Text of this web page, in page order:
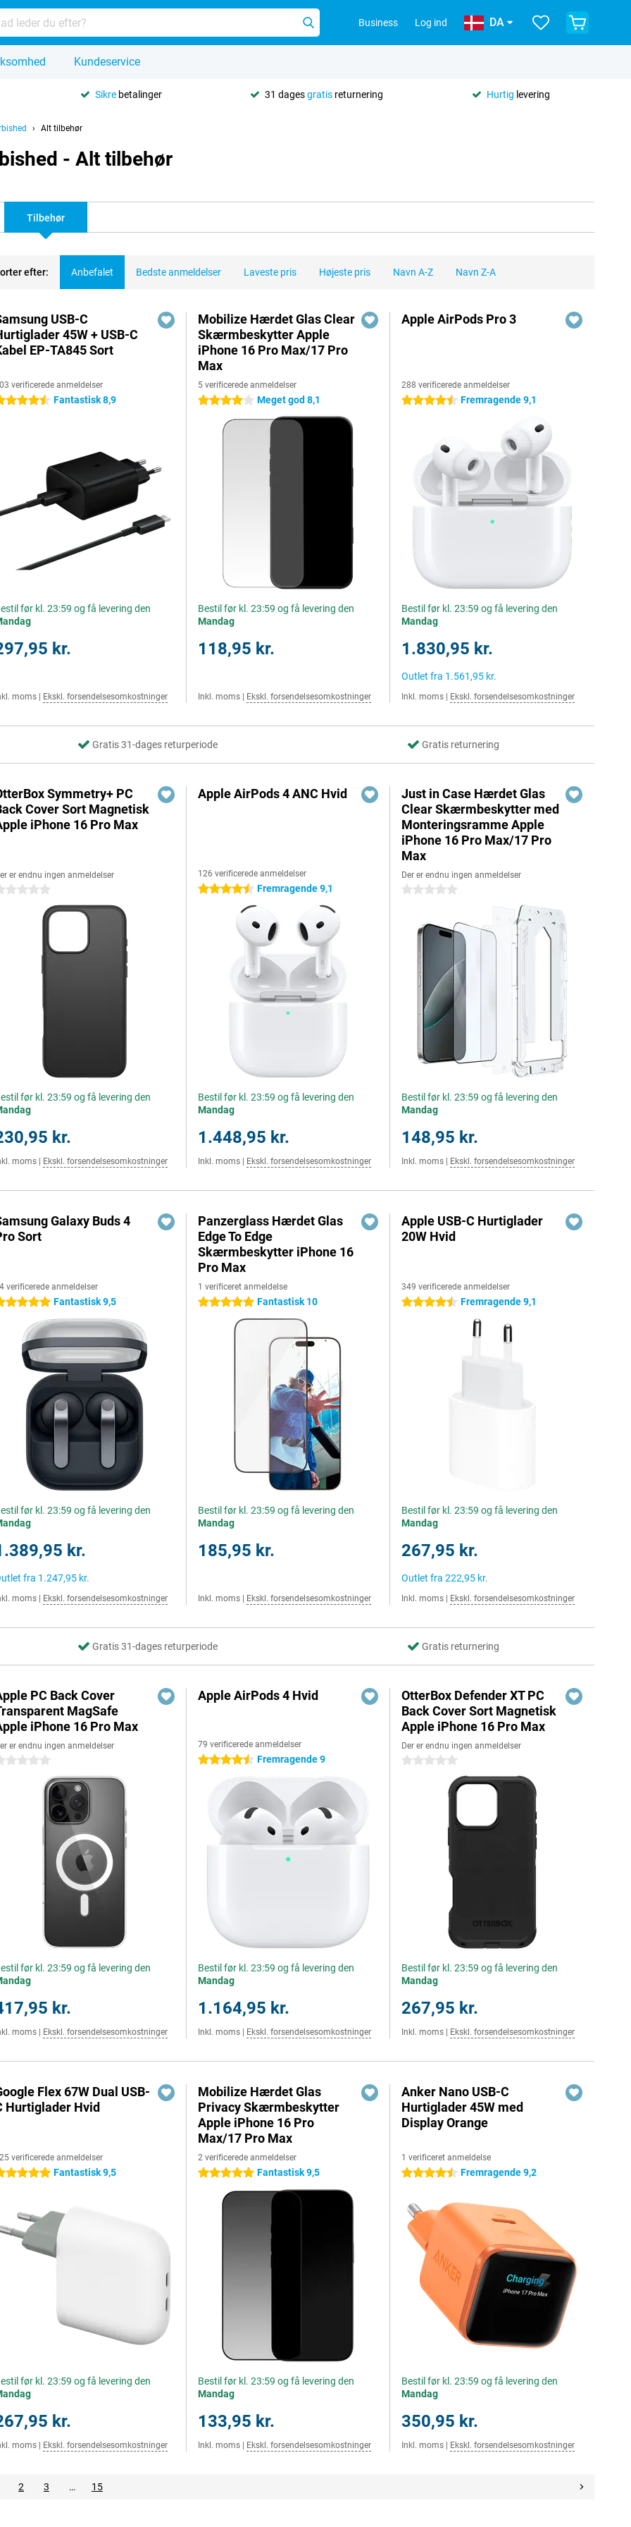
Business Log ind DA
Kundeservice
Sikrebetalinger 31 dagesgratis returnering Hurtig levering
Alt tilbehør
- Alt tilbehør
Tilbehør
efter: Anbefalet Bedste anmeldelser Laveste pris Højeste pris Navn A-Z Navn Z-A
USB-C
45W + USB-C
EP-TA845 Sort
verificerede anmeldelser
stjerner Fantastisk 8,9
før kl. 23:59 og få levering den
kr.
moms Ekskl. forsendelsesomkostninger
Mobilize Hærdet Glas Clear
Skærmbeskytter Apple
iPhone 16 Pro Max/17 Pro
Max
5 verificerede anmeldelser
4 stjerner Meget god 8,1
Bestil før kl. 23:59 og få levering den
Mandag
118,95 kr.
Inkl. moms Ekskl. forsendelsesomkostninger
Apple AirPods Pro 3
288 verificerede anmeldelser
4.5 stjerner Fremragende 9,1
Bestil før kl. 23:59 og få levering den
Mandag
1.830,95 kr.
Outlet fra 1.561,95 kr.
Inkl. moms Ekskl. forsendelsesomkostninger
Gratis 31-dages returperiode Gratis returnering
Symmetry+ PC
Cover Sort Magnetisk
iPhone 16 Pro Max
er endnu ingen anmeldelser
stjerner
før kl. 23:59 og få levering den
kr.
moms Ekskl. forsendelsesomkostninger
Apple AirPods 4 ANC Hvid
126 verificerede anmeldelser
4.5 stjerner Fremragende 9,1
Bestil før kl. 23:59 og få levering den
Mandag
1.448,95 kr.
Inkl. moms Ekskl. forsendelsesomkostninger
Just in Case Hærdet Glas
Clear Skærmbeskytter med
Monteringsramme Apple
iPhone 16 Pro Max/17 Pro
Max
Der er endnu ingen anmeldelser
0 stjerner
Bestil før kl. 23:59 og få levering den
Mandag
148,95 kr.
Inkl. moms Ekskl. forsendelsesomkostninger
Galaxy Buds 4
Sort
verificerede anmeldelser
stjerner Fantastisk 9,5
før kl. 23:59 og få levering den
kr.
fra 1.247,95 kr.
moms Ekskl. forsendelsesomkostninger
Panzerglass Hærdet Glas
Edge To Edge
Skærmbeskytter iPhone 16
Pro Max
1 verificeret anmeldelse
5 stjerner Fantastisk 10
Bestil før kl. 23:59 og få levering den
Mandag
185,95 kr.
Inkl. moms Ekskl. forsendelsesomkostninger
Apple USB-C Hurtiglader
20W Hvid
349 verificerede anmeldelser
4.5 stjerner Fremragende 9,1
Bestil før kl. 23:59 og få levering den
Mandag
267,95 kr.
Outlet fra222,95 kr.
Inkl. moms Ekskl. forsendelsesomkostninger
Gratis 31-dages returperiode Gratis returnering
PC Back Cover
MagSafe
iPhone 16 Pro Max
er endnu ingen anmeldelser
stjerner
før kl. 23:59 og få levering den
kr.
moms Ekskl. forsendelsesomkostninger
Apple AirPods 4 Hvid
79 verificerede anmeldelser
4.5 stjerner Fremragende 9
Bestil før kl. 23:59 og få levering den
Mandag
1.164,95 kr.
Inkl. moms Ekskl. forsendelsesomkostninger
OtterBox Defender XT PC
Back Cover Sort Magnetisk
Apple iPhone 16 Pro Max
Der er endnu ingen anmeldelser
0 stjerner
Bestil før kl. 23:59 og få levering den
Mandag
267,95 kr.
Inkl. moms Ekskl. forsendelsesomkostninger
Flex 67W Dual USB-
Hurtiglader Hvid
verificerede anmeldelser
stjerner Fantastisk 9,5
før kl. 23:59 og få levering den
kr.
moms Ekskl. forsendelsesomkostninger
Mobilize Hærdet Glas
Privacy Skærmbeskytter
Apple iPhone 16 Pro
Max/17 Pro Max
2 verificerede anmeldelser
5 stjerner Fantastisk 9,5
Bestil før kl. 23:59 og få levering den
Mandag
133,95 kr.
Inkl. moms Ekskl. forsendelsesomkostninger
Anker Nano USB-C
Hurtiglader 45W med
Display Orange
1 verificeret anmeldelse
4.5 stjerner Fremragende 9,2
Bestil før kl. 23:59 og få levering den
Mandag
350,95 kr.
Inkl. moms Ekskl. forsendelsesomkostninger
2 3 … 15